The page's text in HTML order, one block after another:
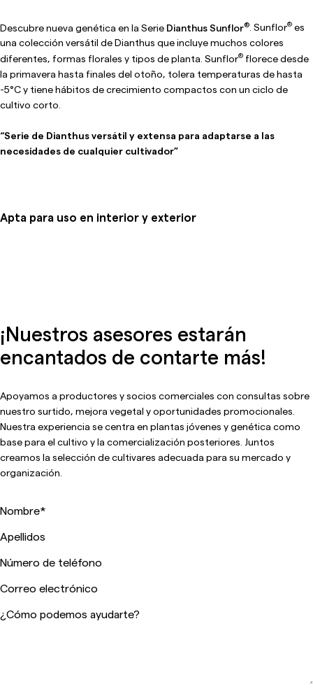
Descubre nueva genética en la Serie Dianthus Sunflor® . Sunflor® es
una colección versátil de Dianthus que incluye muchos colores
diferentes, formas florales y tipos de planta. Sunflor® florece desde
la primavera hasta finales del otoño, tolera temperaturas de hasta
-5°C y tiene hábitos de crecimiento compactos con un ciclo de
cultivo corto.
“Serie de Dianthus versátil y extensa para adaptarse a las
necesidades de cualquier cultivador”
Apta para uso en interior y exterior
¡Nuestros asesores estarán
encantados de contarte más!
Apoyamos a productores y socios comerciales con consultas sobre
nuestro surtido, mejora vegetal y oportunidades promocionales.
Nuestra experiencia se centra en plantas jóvenes y genética como
base para el cultivo y la comercialización posteriores. Juntos
creamos la selección de cultivares adecuada para su mercado y
organización.
Nombre*
Apellidos
Número de teléfono
Correo electrónico
¿Cómo podemos ayudarte?